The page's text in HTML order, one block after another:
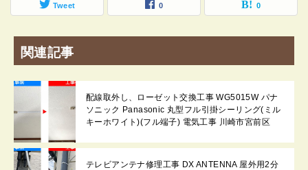
Tweet 0 0
関連記事
配線取外し、ローゼット交換工事 WG5015W パナ
ソニック Panasonic 丸型フル引掛シーリング(ミル
キーホワイト)(フル端子) 電気工事 川崎市宮前区
テレビアンテナ修理工事 DX ANTENNA 屋外用2分